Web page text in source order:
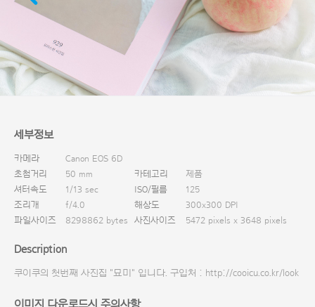
세부정보
카메라
Canon EOS 6D
초첨거리
50 mm 카테고리
제품
셔터속도
1/13 sec ISO/필름
125
조리개
f/4.0 해상도
300x300 DPI
파일사이즈
8298862 bytes 사진사이즈 5472 pixels x 3648 pixels
Description
쿠이쿠의 첫번째 사진집 "묘미" 입니다. 구입처 : http://cooicu.co.kr/look
이미지 다운로드시 주의사항